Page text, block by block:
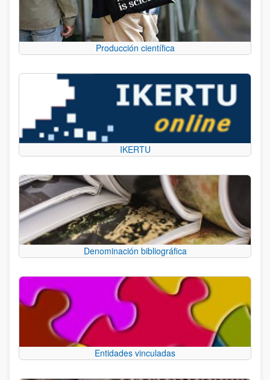
Producción científica
IKERTU
Denominación bibliográfica
Entidades vinculadas